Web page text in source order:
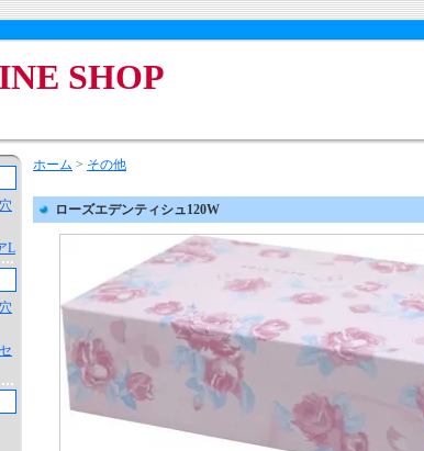
SHOP
L
ホーム > その他
ローズエデンティシュ120W